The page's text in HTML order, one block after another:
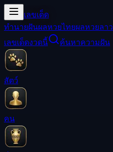
เลขเด็ด
ทำนายฝันผลหวยไทยผลหวยลาว
เลขเด็ดงวดนี้
ค้นหาความฝัน
สัตว์
คน